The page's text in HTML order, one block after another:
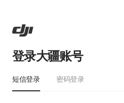
登录大疆账号
短信登录 密码登录